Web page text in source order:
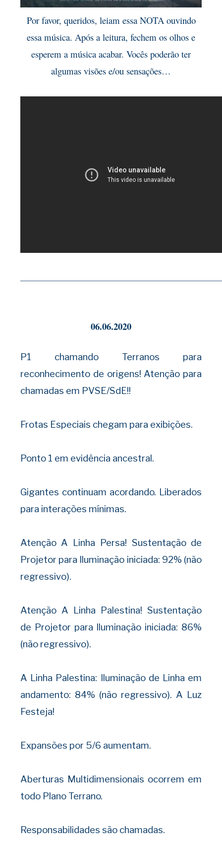
Por favor, queridos, leiam essa NOTA ouvindo
essa música. Após a leitura, fechem os olhos e
esperem a música acabar. Vocês poderão ter
algumas visões e/ou sensações…
06.06.2020
P1 chamando Terranos para
reconhecimento de origens! Atenção para
chamadas em PVSE/SdE!!
Frotas Especiais chegam para exibições.
Ponto 1 em evidência ancestral.
Gigantes continuam acordando. Liberados
para interações mínimas.
Atenção A Linha Persa! Sustentação de
Projetor para Iluminação iniciada: 92% (não
regressivo).
Atenção A Linha Palestina! Sustentação
de Projetor para Iluminação iniciada: 86%
(não regressivo).
A Linha Palestina: Iluminação de Linha em
andamento: 84% (não regressivo). A Luz
Festeja!
Expansões por 5/6 aumentam.
Aberturas Multidimensionais ocorrem em
todo Plano Terrano.
Responsabilidades são chamadas.